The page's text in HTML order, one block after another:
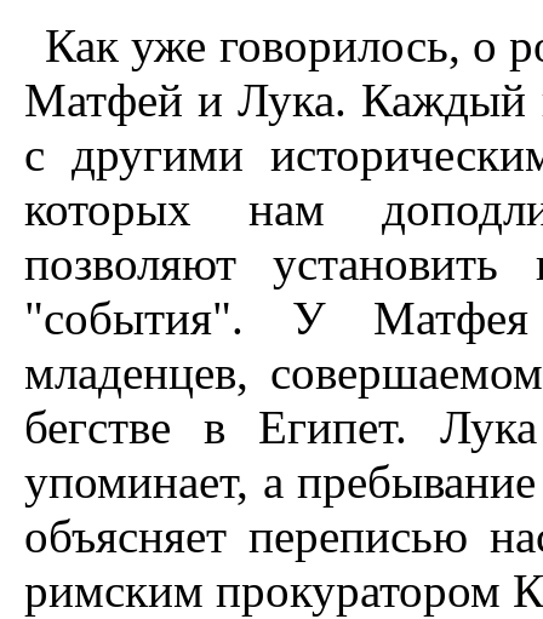
Как уже говорилось, о
Матфей и Лука. Каждый
с другими
которых нам
позволяют установить
"события". У
младенцев,
бегстве в Египет.
упоминает, а
объясняет переписью
римским прокуратором